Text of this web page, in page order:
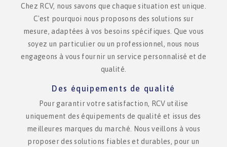
Chez RCV, nous savons que chaque situation est unique.
C'est pourquoi nous proposons des solutions sur
mesure, adaptées à vos besoins spécifiques. Que vous
soyez un particulier ou un professionnel, nous nous
engageons à vous fournir un service personnalisé et de
qualité.
Des équipements de qualité
Pour garantir votre satisfaction, RCV utilise
uniquement des équipements de qualité et issus des
meilleures marques du marché. Nous veillons à vous
proposer des solutions fiables et durables, pour un